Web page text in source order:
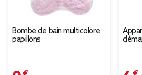
Bombe de bain multicolore
papillons
0,99 € 6,56